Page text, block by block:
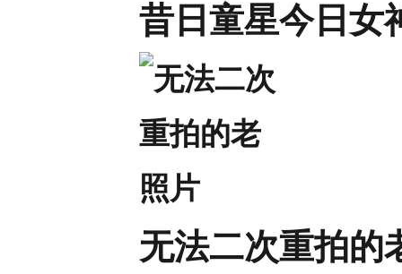
昔日童星今日女
无法二次重拍的